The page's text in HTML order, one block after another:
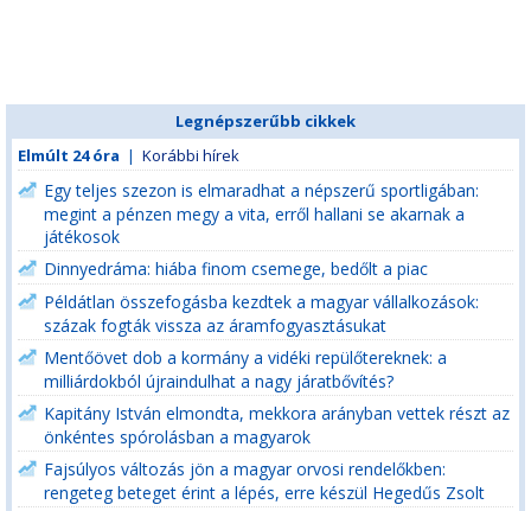
Legnépszerűbb cikkek
Elmúlt 24 óra | Korábbi hírek
Egy teljes szezon is elmaradhat a népszerű sportligában:
megint a pénzen megy a vita, erről hallani se akarnak a
játékosok
Dinnyedráma: hiába finom csemege, bedőlt a piac
Példátlan összefogásba kezdtek a magyar vállalkozások:
százak fogták vissza az áramfogyasztásukat
Mentőövet dob a kormány a vidéki repülőtereknek: a
milliárdokból újraindulhat a nagy járatbővítés?
Kapitány István elmondta, mekkora arányban vettek részt az
önkéntes spórolásban a magyarok
Fajsúlyos változás jön a magyar orvosi rendelőkben:
rengeteg beteget érint a lépés, erre készül Hegedűs Zsolt